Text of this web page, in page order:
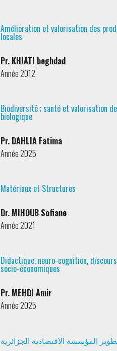
Amélioration et valorisation des
locales
Pr. KHIATI beghdad
Année 2012
Biodiversité ; santé et valorisation
biologique
Pr. DAHLIA Fatima
Année 2025
Matériaux et Structures
Dr. MIHOUB Sofiane
Année 2021
Didactique, neuro-cognition,
socio-économiques
Pr. MEHDI Amir
Année 2025
المؤسسة الاقتصادية الجزائرية